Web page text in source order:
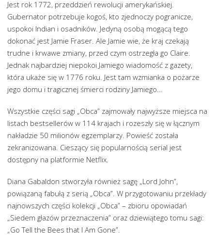
Jest rok 1772, przeddzień rewolucji amerykańskiej.
Gubernator potrzebuje kogoś, kto zjednoczy pogranicze,
uspokoi Indian i osadników. Jedyną osobą mogącą tego
dokonać jest Jamie Fraser. Ale Jamie wie, że kraj czekają
trudne i krwawe zmiany, przed czym ostrzegła go Claire.
Jednak najbardziej niepokoi Jamiego wiadomość z gazety,
która ukaże się w 1776 roku. Jest tam wzmianka o pożarze
jego domu i tragicznej śmierci rodziny Jamiego…
Wszystkie części sagi „Obca” zajmowały najwyższe miejsca na
listach bestsellerów w 114 krajach i rozeszły się w łącznym
nakładzie 50 milionów egzemplarzy. Powieść została
zekranizowana. Cieszący się popularnością serial jest
dostępny na platformie Netflix.
Diana Gabaldon stworzyła również sagę „Lord John”,
powiązaną fabułą z serią „Obca”. W przygotowaniu przekłady
najnowszych części kolekcji „Obca” – zbioru opowiadań
„Siedem głazów przeznaczenia” oraz dziewiątego tomu sagi:
„Go Tell the Bees that I Am Gone”.